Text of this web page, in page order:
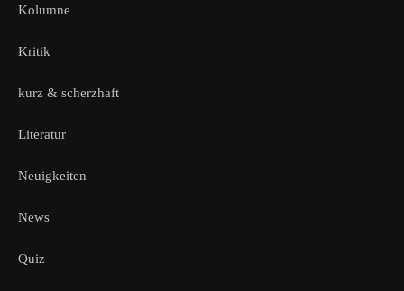
Kolumne
Kritik
kurz & scherzhaft
Literatur
Neuigkeiten
News
Quiz